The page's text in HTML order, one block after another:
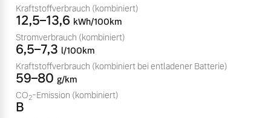
Volvo Selekt
Mehr erfahren
Entdecken Sie unsere
Mehr erfahren
Kraftstoffverbrauch (kombiniert)
12,5–13,6 kWh/100km
Stromverbrauch (kombiniert)
6,5–7,3 l/100km
Kraftstoffverbrauch (kombiniert bei entladener Batterie)
59–80 g/km
CO2-Emission (kombiniert)
B